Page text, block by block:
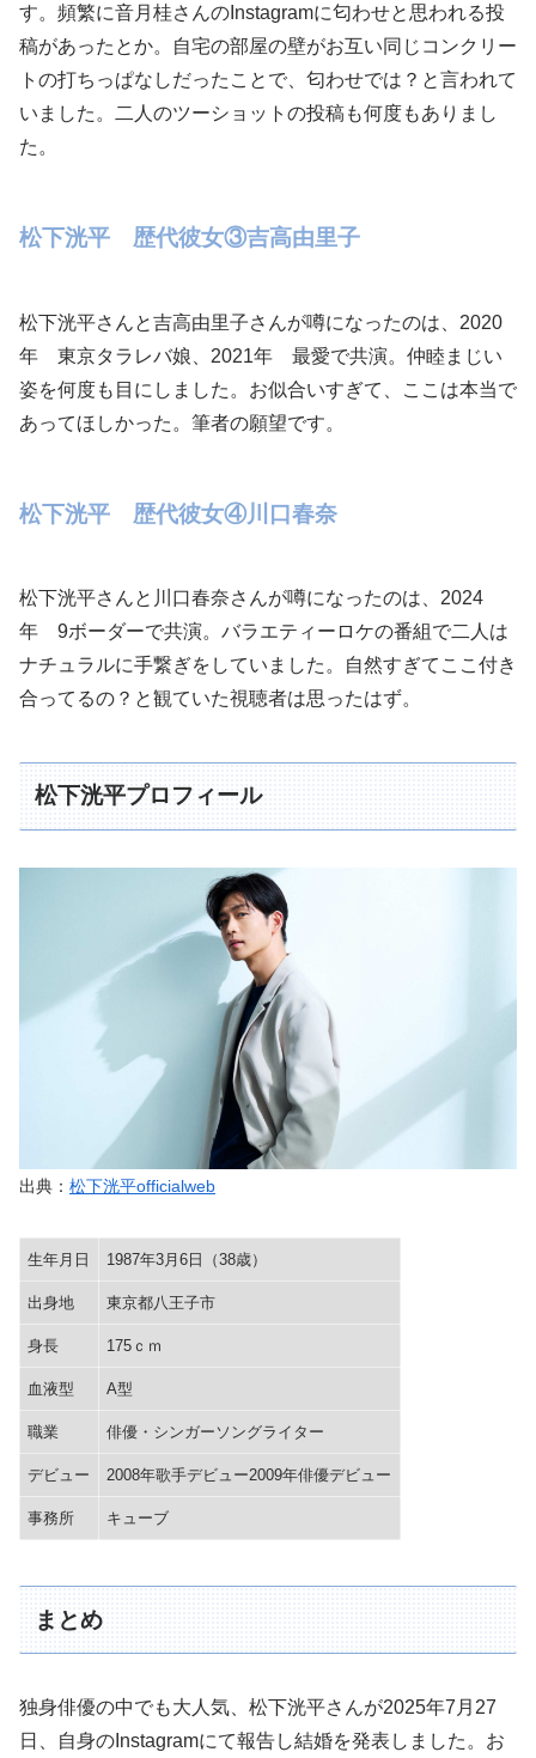
す。頻繁に音月桂さんのInstagramに匂わせと思われる投
稿があったとか。自宅の部屋の壁がお互い同じコンクリー
トの打ちっぱなしだったことで、匂わせでは？と言われて
いました。二人のツーショットの投稿も何度もありまし
た。
松下洸平 歴代彼女③吉高由里子
松下洸平さんと吉高由里子さんが噂になったのは、2020
年 東京タラレバ娘、2021年 最愛で共演。仲睦まじい
姿を何度も目にしました。お似合いすぎて、ここは本当で
あってほしかった。筆者の願望です。
松下洸平 歴代彼女④川口春奈
松下洸平さんと川口春奈さんが噂になったのは、2024
年 9ボーダーで共演。バラエティーロケの番組で二人は
ナチュラルに手繋ぎをしていました。自然すぎてここ付き
合ってるの？と観ていた視聴者は思ったはず。
松下洸平プロフィール
出典： 松下洸平officialweb
生年月日 1987年3月6日（38歳）
出身地 東京都八王子市
身長 175ｃｍ
血液型 A型
職業 俳優・シンガーソングライター
デビュー 2008年歌手デビュー2009年俳優デビュー
事務所 キューブ
まとめ
独身俳優の中でも大人気、松下洸平さんが2025年7月27
日、自身のInstagramにて報告し結婚を発表しました。お